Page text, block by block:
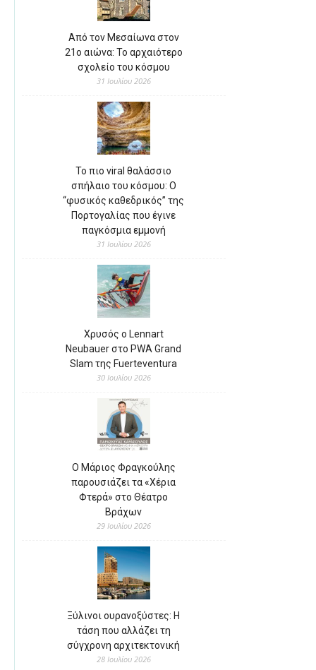
Από τον Μεσαίωνα στον
21ο αιώνα: Το αρχαιότερο
σχολείο του κόσμου
31 Ιουλίου 2026
Το πιο viral θαλάσσιο
σπήλαιο του κόσμου: Ο
“φυσικός καθεδρικός” της
Πορτογαλίας που έγινε
παγκόσμια εμμονή
31 Ιουλίου 2026
Χρυσός ο Lennart
Neubauer στο PWA Grand
Slam της Fuerteventura
30 Ιουλίου 2026
Ο Μάριος Φραγκούλης
παρουσιάζει τα «Χέρια
Φτερά» στο Θέατρο
Βράχων
29 Ιουλίου 2026
Ξύλινοι ουρανοξύστες: Η
τάση που αλλάζει τη
σύγχρονη αρχιτεκτονική
28 Ιουλίου 2026